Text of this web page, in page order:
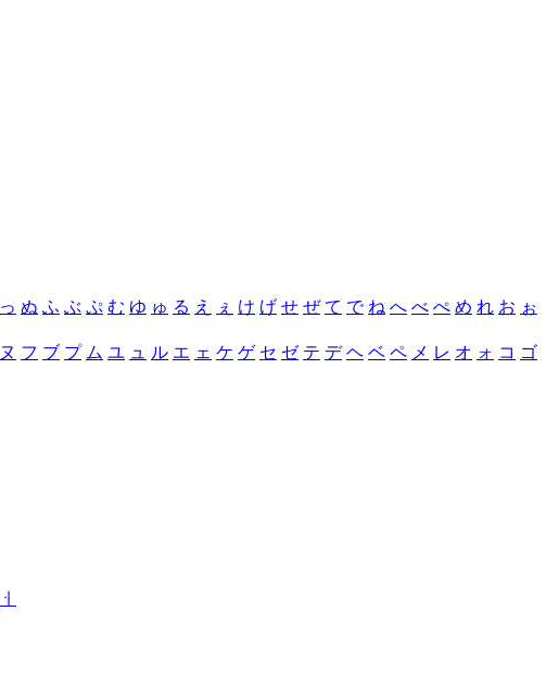
っ ぬ ふ ぶ ぷ む ゆ ゅ る え ぇ け げ せ ぜ て で ね へ べ ぺ め れ お ぉ
ヌ フ ブ プ ム ユ ュ ル エ ェ ケ ゲ セ ゼ テ デ ヘ ベ ペ メ レ オ ォ コ ゴ
ㆎ